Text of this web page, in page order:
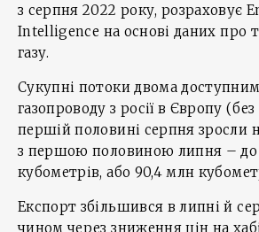
з серпня 2022 року, розраховує
Intelligence на основі даних про
газу.
Сукупні потоки двома
газопроводу з росії в Європу
першій половині серпня зросли
з першою половиною липня – до
кубометрів, або 90,4 млн
Експорт збільшився в липні й
чином через зниження цін на